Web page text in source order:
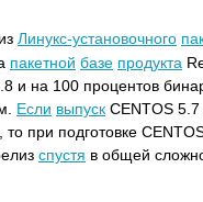
Линукс-установочного
пакетной базе продукта
и на 100 процентов
Если выпуск CENTOS 5.7
при подготовке
спустя в общей